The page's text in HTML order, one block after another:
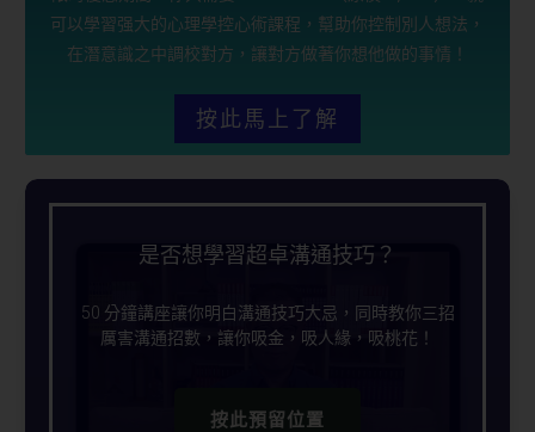
可以學習强大的心理學控心術課程，幫助你控制別人想法，
在潛意識之中調校對方，讓對方做著你想他做的事情！
按此馬上了解
是否想學習超卓溝通技巧？
50 分鐘講座讓你明白溝通技巧大忌，同時教你三招
厲害溝通招數，讓你吸金，吸人緣，吸桃花！
按此預留位置